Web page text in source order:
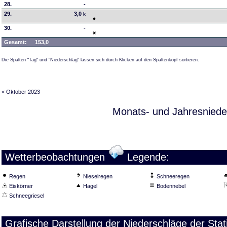
28.
-
29.
3,0k
30. -
Gesamt: 153,0
Die Spalten "Tag" und "Niederschlag" lassen sich durch Klicken auf den Spaltenkopf sortieren.
< Oktober 2023
Monats- und
Wetterbeobachtungen Legende:
Regen Nieselregen
Schneeregen
Eiskörner
Hagel
Bodennebel
Schneegriesel
Grafische Darstellung der Niederschläge der